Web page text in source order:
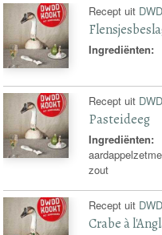
Recept uit
Ingrediënten:
Recept uit
Pasteideeg
Ingrediënten:
zout
Recept uit
Crabe à